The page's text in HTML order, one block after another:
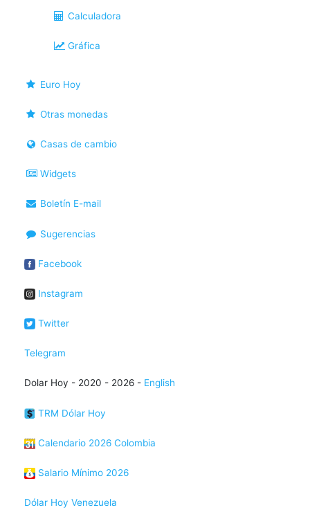
Calculadora
Gráfica
Euro Hoy
Otras monedas
Casas de cambio
Widgets
Boletín E-mail
Sugerencias
Facebook
Instagram
Twitter
Telegram
Dolar Hoy - 2020 - 2026 - English
TRM Dólar Hoy
Calendario 2026 Colombia
Salario Mínimo 2026
Dólar Hoy Venezuela